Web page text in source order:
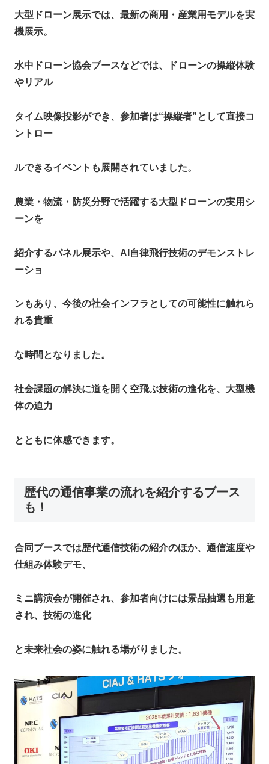
大型ドローン展示では、最新の商用・産業用モデルを実
機展示。
水中ドローン協会ブースなどでは、ドローンの操縦体験
やリアル
タイム映像投影ができ、参加者は“操縦者”として直接コ
ントロー
ルできるイベントも展開されていました。​
農業・物流・防災分野で活躍する大型ドローンの実用シ
ーンを
紹介するパネル展示や、AI自律飛行技術のデモンストレ
ーショ
ンもあり、今後の社会インフラとしての可能性に触れら
れる貴重
な時間となりました。
社会課題の解決に道を開く空飛ぶ技術の進化を、大型機
体の迫力
とともに体感できます。​
歴代の通信事業の流れを紹介するブース
も！
合同ブースでは歴代通信技術の紹介のほか、通信速度や
仕組み体験デモ、
ミニ講演会が開催され、参加者向けには景品抽選も用意
され、技術の進化
と未来社会の姿に触れる場がりました。​